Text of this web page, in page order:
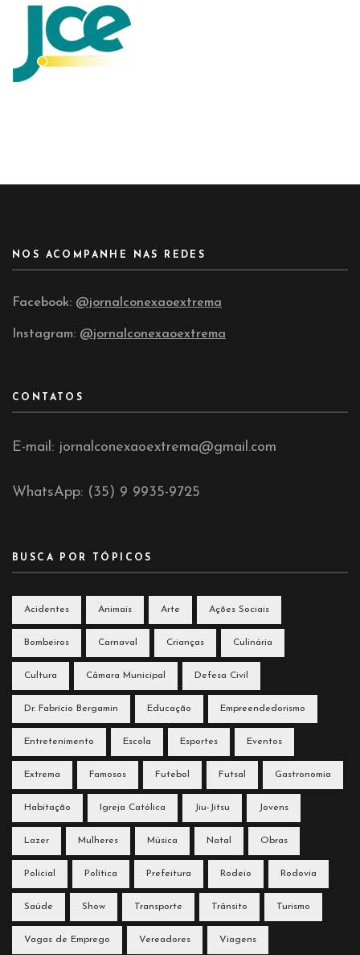
NOS ACOMPANHE NAS REDES
Facebook: @jornalconexaoextrema
Instagram: @jornalconexaoextrema
CONTATOS
E-mail: jornalconexaoextrema@gmail.com
WhatsApp: (35) 9 9935-9725
BUSCA POR TÓPICOS
Acidentes Animais Arte Ações Sociais
Bombeiros Carnaval Crianças Culinária
Cultura Câmara Municipal Defesa Civil
Dr. Fabrício Bergamin Educação Empreendedorismo
Entretenimento Escola Esportes Eventos
Extrema Famosos Futebol Futsal Gastronomia
Habitação Igreja Católica Jiu-Jitsu Jovens
Lazer Mulheres Música Natal Obras
Policial Política Prefeitura Rodeio Rodovia
Saúde Show Transporte Trânsito Turismo
Vagas de Emprego Vereadores Viagens